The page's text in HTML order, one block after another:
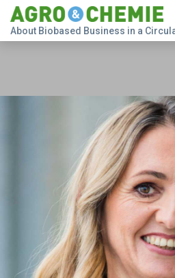
About Biobased Business in a